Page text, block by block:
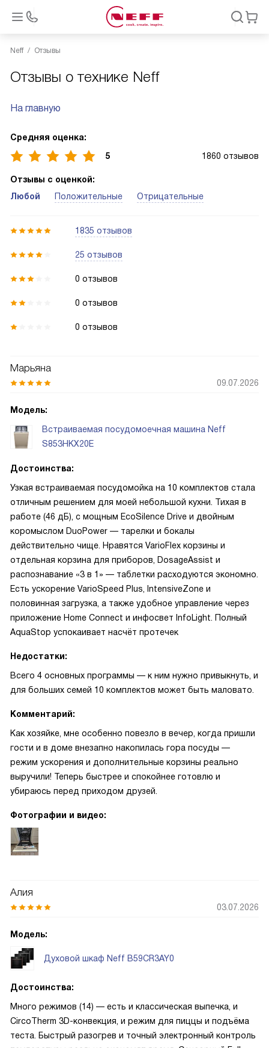
Neff Отзывы
Отзывы о технике Neff
На главную
Средняя оценка:
5
1860 отзывов
Отзывы с оценкой:
Любой
Положительные Отрицательные
1835 отзывов
25 отзывов
0 отзывов
0 отзывов
0 отзывов
Марьяна
09.07.2026
Модель:
Встраиваемая посудомоечная машина Neff
S853HKX20E
Достоинства:
Узкая встраиваемая посудомойка на 10 комплектов стала
отличным решением для моей небольшой кухни. Тихая в
работе (46 дБ), с мощным EcoSilence Drive и двойным
коромыслом DuoPower — тарелки и бокалы
действительно чище. Нравятся VarioFlex корзины и
отдельная корзина для приборов, DosageAssist и
распознавание «3 в 1» — таблетки расходуются экономно.
Есть ускорение VarioSpeed Plus, IntensiveZone и
половинная загрузка, а также удобное управление через
приложение Home Connect и инфосвет InfoLight. Полный
AquaStop успокаивает насчёт протечек
Недостатки:
Всего 4 основных программы — к ним нужно привыкнуть, и
для больших семей 10 комплектов может быть маловато.
Комментарий:
Как хозяйке, мне особенно повезло в вечер, когда пришли
гости и в доме внезапно накопилась гора посуды —
режим ускорения и дополнительные корзины реально
выручили! Теперь быстрее и спокойнее готовлю и
убираюсь перед приходом друзей.
Фотографии и видео:
Алия
03.07.2026
Модель:
Духовой шкаф Neff B59CR3AY0
Достоинства:
Много режимов (14) — есть и классическая выпечка, и
CircoTherm 3D-конвекция, и режим для пиццы и подъёма
теста. Быстрый разогрев и точный электронный контроль